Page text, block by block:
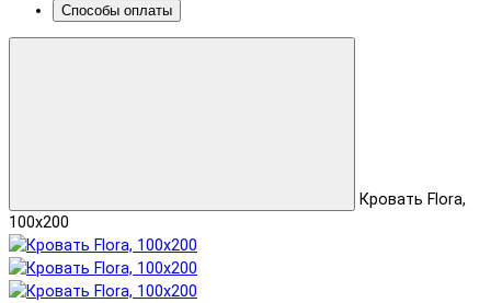
Способы оплаты
Кровать Flora,
100x200